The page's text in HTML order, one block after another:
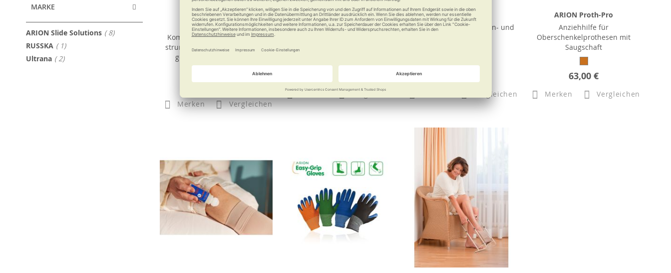
ARION Easy-Off
Ausziehhilfe für
Kompressionsstrümpfe und -
strumpfhosen mit offener und
geschlossener Fußspitze
52,50 €
Merken Vergleichen
Ultrana Bio Clear
Merken Vergleichen
ARION SlideX
Verlängerung für Arion An- und
Vergleichen
ARION Proth-Pro
Anziehhilfe für
Oberschenkelprothesen mit
Saugschaft
63,00 €
Merken Vergleichen
MARKE
ARION Slide Solutions 8Artikel
RUSSKA 1Artikel
Ultrana 2Artikel